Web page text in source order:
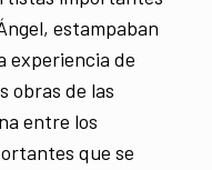
estampaban
experiencia de
obras de las
entre los
que se